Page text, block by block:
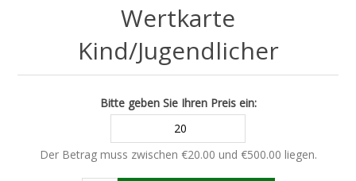
Wertkarte
Kind/Jugendlicher
Bitte geben Sie Ihren Preis ein:
Der Betrag muss zwischen €20.00 und €500.00 liegen.